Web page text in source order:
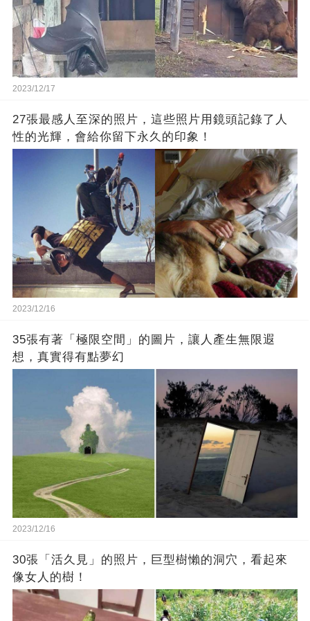
2023/12/17
27張最感人至深的照片，這些照片用鏡頭記錄了人
性的光輝，會給你留下永久的印象！
2023/12/16
35張有著「極限空間」的圖片，讓人產生無限遐
想，真實得有點夢幻
2023/12/16
30張「活久見」的照片，巨型樹懶的洞穴，看起來
像女人的樹！